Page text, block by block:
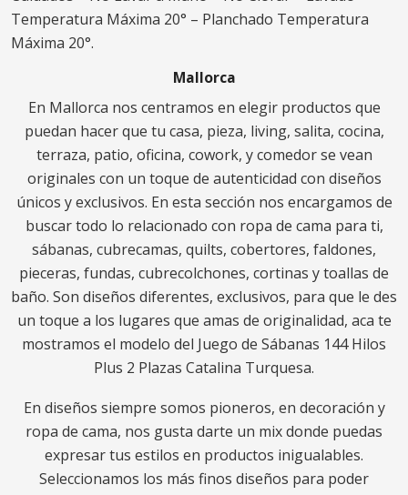
Temperatura Máxima 20° – Planchado Temperatura
Máxima 20°.
Mallorca
En Mallorca nos centramos en elegir productos que
puedan hacer que tu casa, pieza, living, salita, cocina,
terraza, patio, oficina, cowork, y comedor se vean
originales con un toque de autenticidad con diseños
únicos y exclusivos. En esta sección nos encargamos de
buscar todo lo relacionado con ropa de cama para ti,
sábanas, cubrecamas, quilts, cobertores, faldones,
pieceras, fundas, cubrecolchones, cortinas y toallas de
baño. Son diseños diferentes, exclusivos, para que le des
un toque a los lugares que amas de originalidad, aca te
mostramos el modelo del Juego de Sábanas 144 Hilos
Plus 2 Plazas Catalina Turquesa.
En diseños siempre somos pioneros, en decoración y
ropa de cama, nos gusta darte un mix donde puedas
expresar tus estilos en productos inigualables.
Seleccionamos los más finos diseños para poder